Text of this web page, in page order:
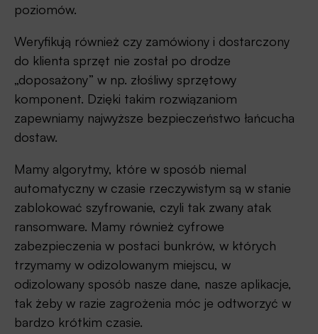
poziomów.
Weryfikują również czy zamówiony i dostarczony
do klienta sprzęt nie został po drodze
„doposażony” w np. złośliwy sprzętowy
komponent. Dzięki takim rozwiązaniom
zapewniamy najwyższe bezpieczeństwo łańcucha
dostaw.
Mamy algorytmy, które w sposób niemal
automatyczny w czasie rzeczywistym są w stanie
zablokować szyfrowanie, czyli tak zwany atak
ransomware. Mamy również cyfrowe
zabezpieczenia w postaci bunkrów, w których
trzymamy w odizolowanym miejscu, w
odizolowany sposób nasze dane, nasze aplikacje,
tak żeby w razie zagrożenia móc je odtworzyć w
bardzo krótkim czasie.